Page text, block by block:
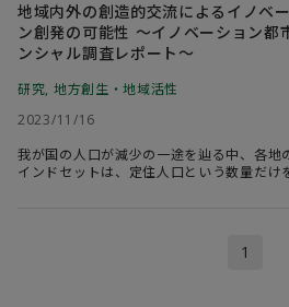
地域内外の創造的交流によるイノベ
ン創発の可能性 ～イノベーション都
ンシャル調査レポート～
研究, 地方創生・地域活性
2023/11/16
我が国の人口が減少の一途を辿る中、各地
インドセットは、定住人口という数量だけ
1